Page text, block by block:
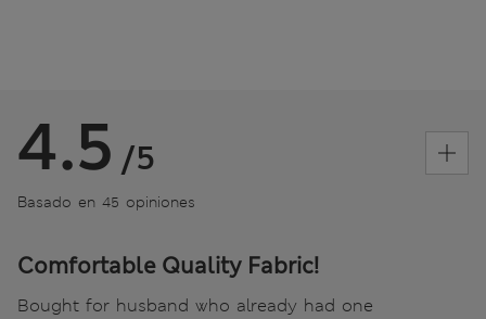
4.5 /5
Basado en 45 opiniones
Comfortable Quality Fabric!
Bought for husband who already had one